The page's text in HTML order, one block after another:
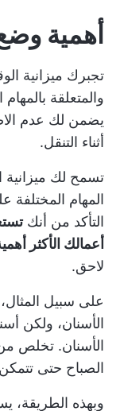
أهمية
تجبرك ميزانية
والمتعلقة
يضمن لك عدم
أثناء التنقل.
تسمح لك ميزانية
المهام المختلفة
التأكد من أنك
أعمالك الأكثر
لاحق.
على سبيل
الأسنان، ولكن
الأسنان. تخلص
الصباح حتى تتمكن
وبهذه الطريقة،